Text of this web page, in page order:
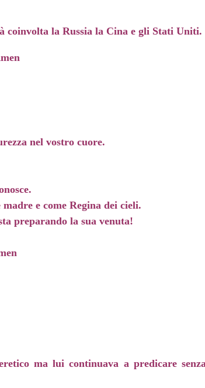
coinvolta la Russia la Cina e gli Stati Uniti.
nel vostro cuore.
e come Regina dei cieli.
preparando la sua venuta!
ma lui continuava a predicare senza